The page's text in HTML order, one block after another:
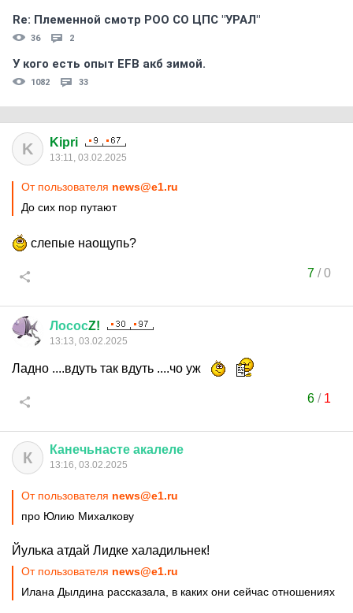
Re: Племеннoй смoтр РOO CO ЦПС "УРАЛ"
36 2
У кого есть опыт EFB акб зимой.
1082 33
K Kipri
13:11, 03.02.2025
От пользователя news@e1.ru
До сих пор путают
слепые наощупь?
7/0
ЛососZ!
13:13, 03.02.2025
Ладно ....вдуть так вдуть ....чо уж
6/ 1
К Канечьнасте акалеле
13:16, 03.02.2025
От пользователя news@e1.ru
про Юлию Михалкову
Йулька атдай Лидке халадильнек!
От пользователя news@e1.ru
Илана Дылдина рассказала, в каких они сейчас отношениях